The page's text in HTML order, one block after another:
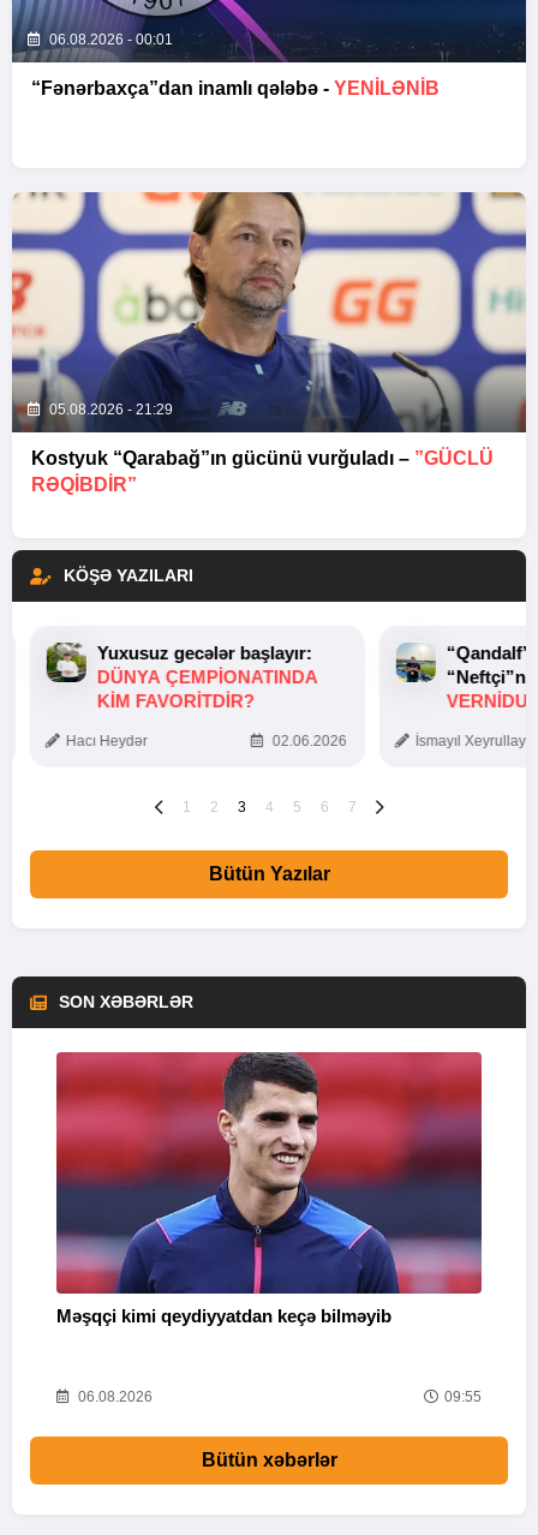
06.08.2026 - 00:01
“Fənərbaxça”dan inamlı qələbə - YENİLƏNİB
05.08.2026 - 21:29
Kostyuk “Qarabağ”ın gücünü vurğuladı – ”GÜCLÜ
RƏQİBDİR”
KÖŞƏ YAZILARI
Yuxusuz gecələr başlayır:
DÜNYA ÇEMPIONATINDA
KIM FAVORITDIR?
Hacı Heydər 02.06.2026 İsmayıl
1 2 3 4 5 6 7
Bütün Yazılar
SON XƏBƏRLƏR
Məşqçi kimi qeydiyyatdan keçə bilməyib
06.08.2026 09:55
Bütün xəbərlər